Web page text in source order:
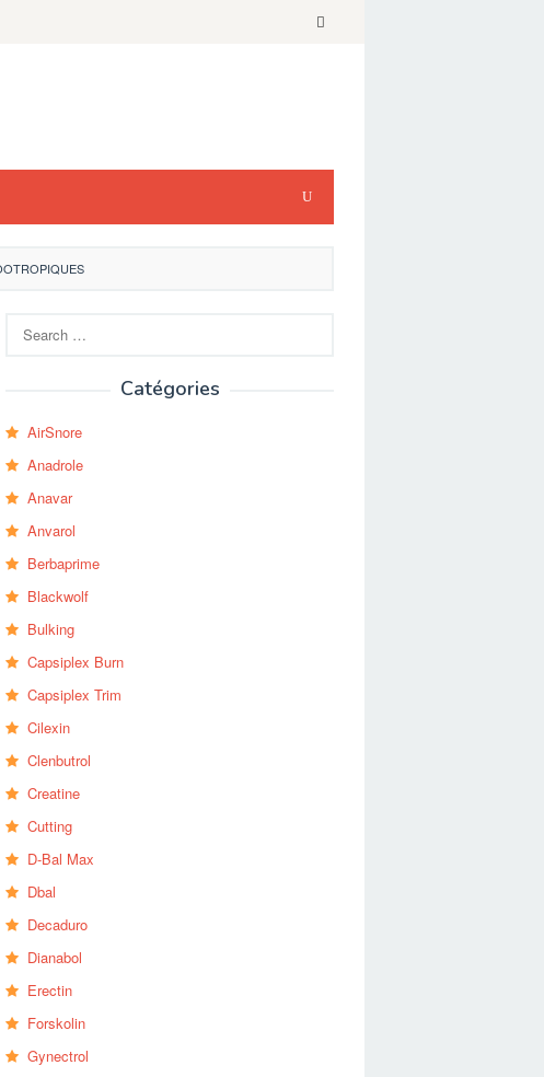
for:
Catégories
AirSnore
Anadrole
Anavar
Anvarol
Berbaprime
Blackwolf
Bulking
Capsiplex Burn
Capsiplex Trim
Cilexin
Clenbutrol
Creatine
Cutting
D-Bal Max
Dbal
Decaduro
Dianabol
Erectin
Forskolin
Gynectrol